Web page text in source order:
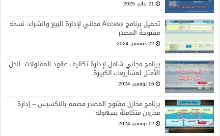
21 يناير، 2025
تحميل برنامج Access مجاني لإدارة البيع والشراء: نسخة
مفتوحة المصدر
22 ديسمبر، 2024
برنامج مجاني شامل لإدارة تكاليف عقود المقاولات: الحل
الأمثل لمشاريعك الكبيرة
16 نوفمبر، 2024
برنامج مخازن مفتوح المصدر مصمم بالاكسيس – إدارة
مخزون متكاملة بسهولة
12 نوفمبر، 2024